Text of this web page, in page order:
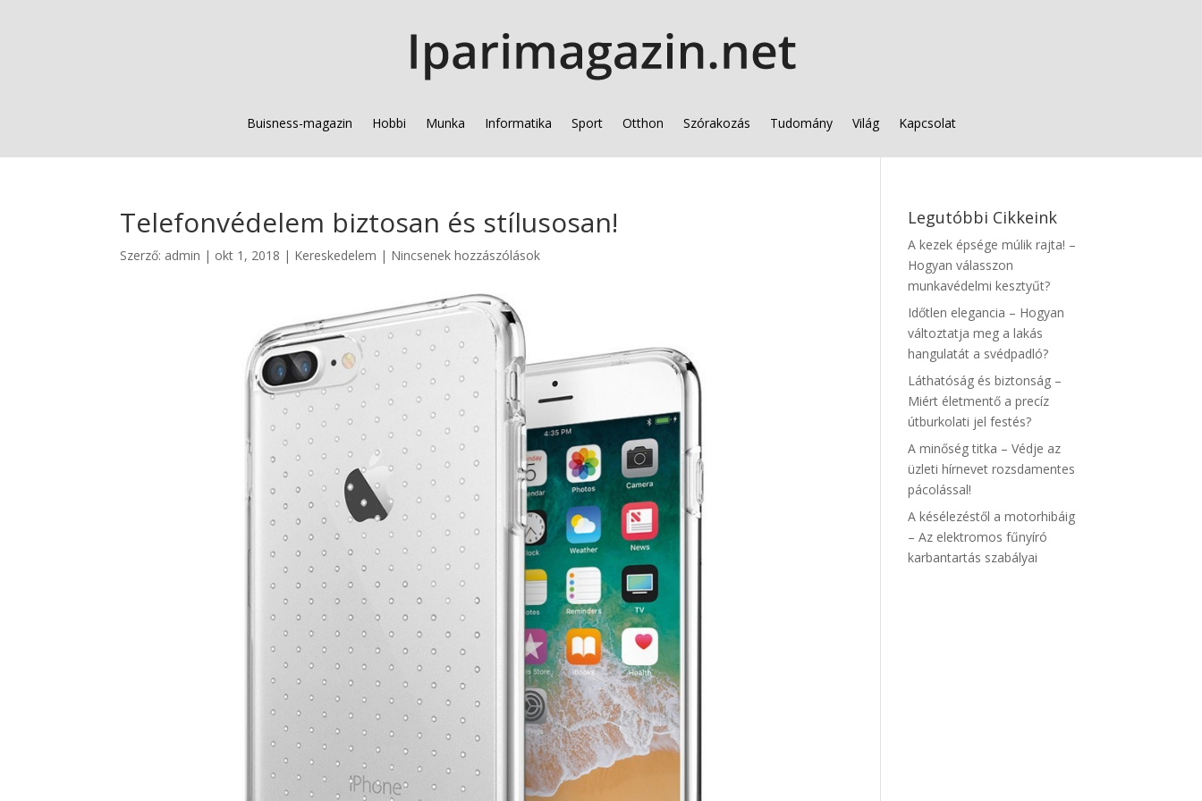
Buisness-magazin Hobbi Munka Informatika Sport Otthon Szórakozás Tudomány Világ Kapcsolat
Telefonvédelem biztosan és stílusosan!
Szerző: admin | okt 1, 2018 | Kereskedelem | Nincsenek hozzászólások
Legutóbbi Cikkeink
A kezek épsége múlik rajta! –
Hogyan válasszon
munkavédelmi kesztyűt?
Időtlen elegancia – Hogyan
változtatja meg a lakás
hangulatát a svédpadló?
Láthatóság és biztonság –
Miért életmentő a precíz
útburkolati jel festés?
A minőség titka – Védje az
üzleti hírnevet rozsdamentes
pácolással!
A késélezéstől a motorhibáig
– Az elektromos fűnyíró
karbantartás szabályai